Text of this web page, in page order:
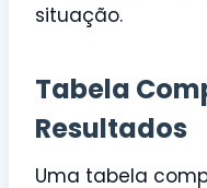
situação.
Tabela
Resultados
Uma tabela